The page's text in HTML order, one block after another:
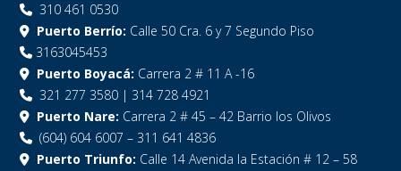
310 461 0530
Puerto Berrío: Calle 50 Cra. 6 y 7 Segundo Piso
3163045453
Puerto Boyacá: Carrera 2 # 11 A -16
321 277 3580 | 314 728 4921
Puerto Nare: Carrera 2 # 45 – 42 Barrio los Olivos
(604) 604 6007 – 311 641 4836
Puerto Triunfo: Calle 14 Avenida la Estación # 12 – 58